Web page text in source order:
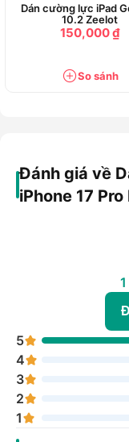
Thiết kế
Dán cường lực iPad
10.2 Zeelot
150,000 ₫
So sánh
Đánh giá về
iPhone 17 Pro
1
5
4
3
2
1